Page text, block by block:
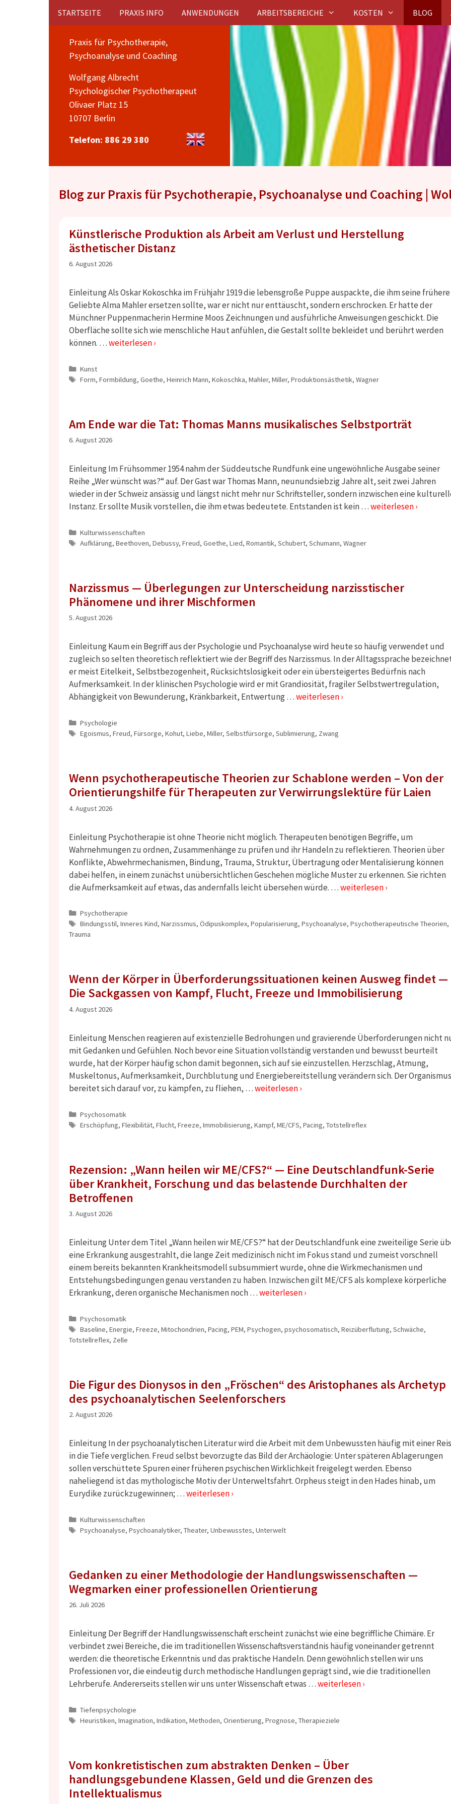
STARTSEITE PRAXIS INFO ANWENDUNGEN ARBEITSBEREICHE KOSTEN BLOG
Praxis für Psychotherapie,
Psychoanalyse und Coaching
Wolfgang Albrecht
Psychologischer Psychotherapeut
Olivaer Platz 15
10707 Berlin
Telefon: 886 29 380
Blog zur Praxis für Psychotherapie, Psychoanalyse und Coaching |
Künstlerische Produktion als Arbeit am Verlust und Herstellung
ästhetischer Distanz
6. August 2026
Einleitung Als Oskar Kokoschka im Frühjahr 1919 die lebensgroße Puppe auspackte, die ihm seine frühere
Geliebte Alma Mahler ersetzen sollte, war er nicht nur enttäuscht, sondern erschrocken. Er hatte der
Münchner Puppenmacherin Hermine Moos Zeichnungen und ausführliche Anweisungen geschickt. Die
Oberfläche sollte sich wie menschliche Haut anfühlen, die Gestalt sollte bekleidet und berührt werden
können. …weiterlesen ›
Kategorien
Kunst
Schlagwörter
Form, Formbildung, Goethe, Heinrich Mann, Kokoschka, Mahler, Miller, Produktionsästhetik, Wagner
Am Ende war die Tat: Thomas Manns musikalisches Selbstporträt
6. August 2026
Einleitung Im Frühsommer 1954 nahm der Süddeutsche Rundfunk eine ungewöhnliche Ausgabe seiner
Reihe „Wer wünscht was?“ auf. Der Gast war Thomas Mann, neunundsiebzig Jahre alt, seit zwei Jahren
wieder in der Schweiz ansässig und längst nicht mehr nur Schriftsteller, sondern inzwischen eine
Instanz. Er sollte Musik vorstellen, die ihm etwas bedeutete. Entstanden ist kein …weiterlesen ›
Kategorien
Kulturwissenschaften
Schlagwörter
Aufklärung, Beethoven, Debussy, Freud, Goethe, Lied, Romantik, Schubert, Schumann, Wagner
Narzissmus — Überlegungen zur Unterscheidung narzisstischer
Phänomene und ihrer Mischformen
5. August 2026
Einleitung Kaum ein Begriff aus der Psychologie und Psychoanalyse wird heute so häufig verwendet und
zugleich so selten theoretisch reflektiert wie der Begriff des Narzissmus. In der Alltagssprache
er meist Eitelkeit, Selbstbezogenheit, Rücksichtslosigkeit oder ein übersteigertes Bedürfnis nach
Aufmerksamkeit. In der klinischen Psychologie wird er mit Grandiosität, fragiler Selbstwertregulation,
Abhängigkeit von Bewunderung, Kränkbarkeit, Entwertung …weiterlesen ›
Kategorien
Psychologie
Schlagwörter
Egoismus, Freud, Fürsorge, Kohut, Liebe, Miller, Selbstfürsorge, Sublimierung, Zwang
Wenn psychotherapeutische Theorien zur Schablone werden – Von der
Orientierungshilfe für Therapeuten zur Verwirrungslektüre für Laien
4. August 2026
Einleitung Psychotherapie ist ohne Theorie nicht möglich. Therapeuten benötigen Begriffe, um
Wahrnehmungen zu ordnen, Zusammenhänge zu prüfen und ihr Handeln zu reflektieren. Theorien über
Konflikte, Abwehrmechanismen, Bindung, Trauma, Struktur, Übertragung oder Mentalisierung können
dabei helfen, in einem zunächst unübersichtlichen Geschehen mögliche Muster zu erkennen. Sie richten
die Aufmerksamkeit auf etwas, das andernfalls leicht übersehen würde. …weiterlesen ›
Kategorien
Psychotherapie
Schlagwörter
Bindungsstil, Inneres Kind, Narzissmus, Ödipuskomplex, Popularisierung, Psychoanalyse, Psychotherapeutische Theorien,
Trauma
Wenn der Körper in Überforderungssituationen keinen Ausweg findet —
Die Sackgassen von Kampf, Flucht, Freeze und Immobilisierung
4. August 2026
Einleitung Menschen reagieren auf existenzielle Bedrohungen und gravierende Überforderungen nicht
mit Gedanken und Gefühlen. Noch bevor eine Situation vollständig verstanden und bewusst beurteilt
wurde, hat der Körper häufig schon damit begonnen, sich auf sie einzustellen. Herzschlag, Atmung,
Muskeltonus, Aufmerksamkeit, Durchblutung und Energiebereitstellung verändern sich. Der Organismus
bereitet sich darauf vor, zu kämpfen, zu fliehen, …weiterlesen ›
Kategorien
Psychosomatik
Schlagwörter
Erschöpfung, Flexibilität, Flucht, Freeze, Immobilisierung, Kampf, ME/CFS, Pacing, Totstellreflex
Rezension: „Wann heilen wir ME/CFS?“ — Eine Deutschlandfunk-Serie
über Krankheit, Forschung und das belastende Durchhalten der
Betroffenen
3. August 2026
Einleitung Unter dem Titel „Wann heilen wir ME/CFS?“ hat der Deutschlandfunk eine zweiteilige Serie
eine Erkrankung ausgestrahlt, die lange Zeit medizinisch nicht im Fokus stand und zumeist vorschnell
einem bereits bekannten Krankheitsmodell subsummiert wurde, ohne die Wirkmechanismen und
Entstehungsbedingungen genau verstanden zu haben. Inzwischen gilt ME/CFS als komplexe körperliche
Erkrankung, deren organische Mechanismen noch …weiterlesen ›
Kategorien
Psychosomatik
Schlagwörter
Baseline, Energie, Freeze, Mitochondrien, Pacing, PEM, Psychogen, psychosomatisch, Reizüberflutung, Schwäche,
Totstellreflex, Zelle
Die Figur des Dionysos in den „Fröschen“ des Aristophanes als Archetyp
des psychoanalytischen Seelenforschers
2. August 2026
Einleitung In der psychoanalytischen Literatur wird die Arbeit mit dem Unbewussten häufig mit einer
in die Tiefe verglichen. Freud selbst bevorzugte das Bild der Archäologie: Unter späteren Ablagerungen
sollen verschüttete Spuren einer früheren psychischen Wirklichkeit freigelegt werden. Ebenso
naheliegend ist das mythologische Motiv der Unterweltsfahrt. Orpheus steigt in den Hades hinab, um
Eurydike zurückzugewinnen; …weiterlesen ›
Kategorien
Kulturwissenschaften
Schlagwörter
Psychoanalyse, Psychoanalytiker, Theater, Unbewusstes, Unterwelt
Gedanken zu einer Methodologie der Handlungswissenschaften —
Wegmarken einer professionellen Orientierung
26. Juli 2026
Einleitung Der Begriff der Handlungswissenschaft erscheint zunächst wie eine begriffliche Chimäre. Er
verbindet zwei Bereiche, die im traditionellen Wissenschaftsverständnis häufig voneinander getrennt
werden: die theoretische Erkenntnis und das praktische Handeln. Denn gewöhnlich stellen wir uns
Professionen vor, die eindeutig durch methodische Handlungen geprägt sind, wie die traditionellen
Lehrberufe. Andererseits stellen wir uns unter Wissenschaft etwas …weiterlesen ›
Kategorien
Tiefenpsychologie
Schlagwörter
Heuristiken, Imagination, Indikation, Methoden, Orientierung, Prognose, Therapieziele
Vom konkretistischen zum abstrakten Denken – Über
handlungsgebundene Klassen, Geld und die Grenzen des
Intellektualismus